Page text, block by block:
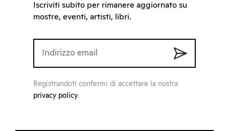
Iscriviti subito per rimanere aggiornato su
mostre, eventi, artisti, libri.
Registrandoti confermi di accettare la nostra
privacy policy.